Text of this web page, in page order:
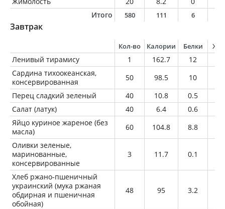
Итого
580 111 6
Завтрак
Кол-во Калории Белки
Ленивый тирамису 1 162.7 12
Сардина тихоокеанская,
консервированная
50 98.5 10
Перец сладкий зеленый
40 10.8 0.5
Салат (латук)
40 6.4 0.6
Яйцо куриное жареное (без
масла)
60 104.8 8.8
Оливки зеленые,
маринованные,
консервированные
3 11.7 0.1
Хлеб ржано-пшеничный
украинский (мука ржаная
обдирная и пшеничная
обойная)
48 95 3.2